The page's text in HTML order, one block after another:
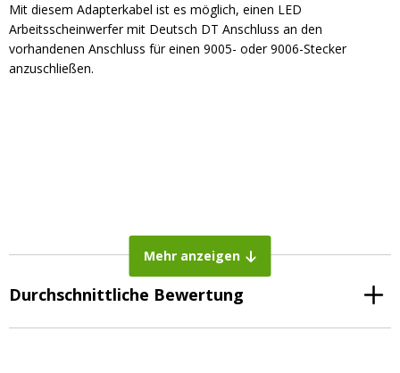
Mit diesem Adapterkabel ist es möglich, einen LED
Arbeitsscheinwerfer mit Deutsch DT Anschluss an den
vorhandenen Anschluss für einen 9005- oder 9006-Stecker
anzuschließen.
Mehr anzeigen
Durchschnittliche Bewertung